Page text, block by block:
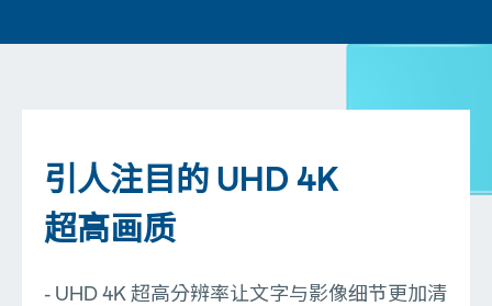
引人注目的 UHD 4K
超高画质
UHD 4K 超高分辨率让文字与影像细节更加清